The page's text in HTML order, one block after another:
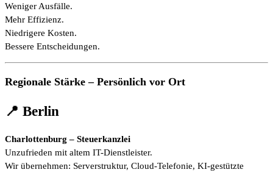
Weniger Ausfälle.
Mehr Effizienz.
Niedrigere Kosten.
Bessere Entscheidungen.
Regionale Stärke – Persönlich vor Ort
📍 Berlin
Charlottenburg – Steuerkanzlei
Unzufrieden mit altem IT-Dienstleister.
Wir übernehmen: Serverstruktur, Cloud-Telefonie, KI-gestützte